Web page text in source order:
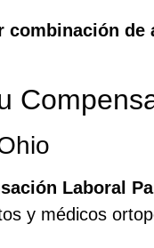
combinación de
Laboral
y médicos